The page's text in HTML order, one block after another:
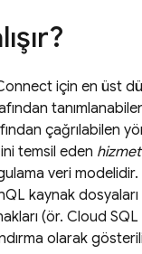
için en üst
çağrılabilen
temsil eden
veri modelidir.
kaynak
(ör. Cloud SQL
olarak